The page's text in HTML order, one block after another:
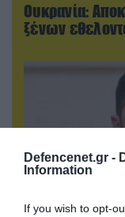
Defencenet.gr -
Information
If you wish to opt-
Ουκρανία:
ξένων